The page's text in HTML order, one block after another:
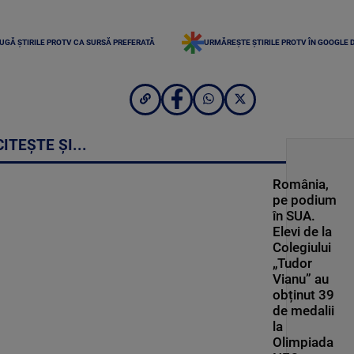
ȘTIRILE PROTV CA SURSĂ PREFERATĂ URMĂREȘTE ȘTIRILE PROTV ÎN GOOGLE
ȘI...
România,
pe podium
în SUA.
Elevi de la
Colegiului
„Tudor
Vianu” au
obținut 39
de medalii
la
Olimpiada